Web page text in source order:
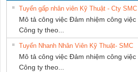
GIA HƯNG
PHÁT
Tuyển gấp nhân viên Kỹ Thuật - Cty
Mô tả công việc Đảm nhiệm công
Công ty theo...
Tuyển Nhanh Nhân Viên Kỹ Thuật- SMC
Mô tả công việc Đảm nhiệm công
Công ty theo...